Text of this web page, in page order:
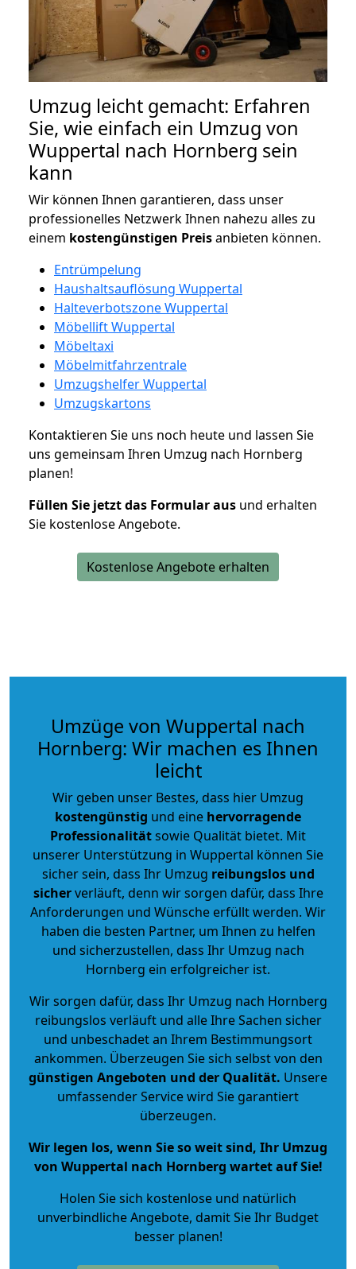
Umzug leicht gemacht: Erfahren
Sie, wie einfach ein Umzug von
Wuppertal nach Hornberg sein
kann
Wir können Ihnen garantieren, dass unser
professionelles Netzwerk Ihnen nahezu alles zu
einem kostengünstigen Preisanbieten können.
Entrümpelung
Haushaltsauflösung Wuppertal
Halteverbotszone Wuppertal
Möbellift Wuppertal
Möbeltaxi
Möbelmitfahrzentrale
Umzugshelfer Wuppertal
Umzugskartons
Kontaktieren Sie uns noch heute und lassen Sie
uns gemeinsam Ihren Umzug nach Hornberg
planen!
Füllen Sie jetzt das Formular aus und erhalten
Sie kostenlose Angebote.
Kostenlose Angebote erhalten
Umzüge von Wuppertal nach
Hornberg: Wir machen es Ihnen
leicht
Wir geben unser Bestes, dass hier Umzug
kostengünstig und eine hervorragende
Professionalitätsowie Qualität bietet. Mit
unserer Unterstützung in Wuppertal können Sie
sicher sein, dass Ihr Umzug reibungslos und
sicherverläuft, denn wir sorgen dafür, dass Ihre
Anforderungen und Wünsche erfüllt werden. Wir
haben die besten Partner, um Ihnen zu helfen
und sicherzustellen, dass Ihr Umzug nach
Hornberg ein erfolgreicher ist.
Wir sorgen dafür, dass Ihr Umzug nach Hornberg
reibungslos verläuft und alle Ihre Sachen sicher
und unbeschadet an Ihrem Bestimmungsort
ankommen. Überzeugen Sie sich selbst von den
günstigen Angeboten und der Qualität. Unsere
umfassender Service wird Sie garantiert
überzeugen.
Wir legen los, wenn Sie so weit sind, Ihr Umzug
von Wuppertal nach Hornberg wartet auf Sie!
Holen Sie sich kostenlose und natürlich
unverbindliche Angebote, damit Sie Ihr Budget
besser planen!